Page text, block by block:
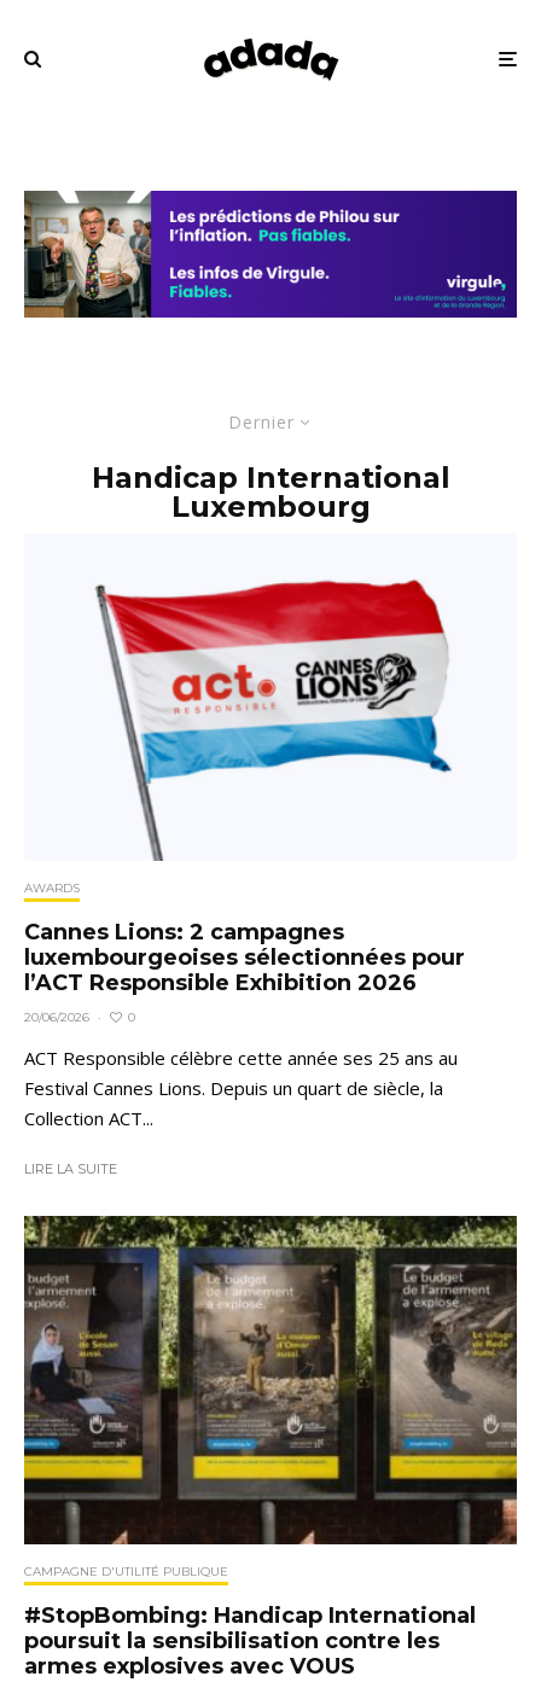
Dernier
Handicap International
Luxembourg
AWARDS
Cannes Lions: 2 campagnes
luxembourgeoises sélectionnées pour
l’ACT Responsible Exhibition 2026
20/06/2026 · 0
ACT Responsible célèbre cette année ses 25 ans au
Festival Cannes Lions. Depuis un quart de siècle, la
Collection ACT...
LIRE LA SUITE
CAMPAGNE D'UTILITÉ PUBLIQUE
#StopBombing: Handicap International
poursuit la sensibilisation contre les
armes explosives avec VOUS